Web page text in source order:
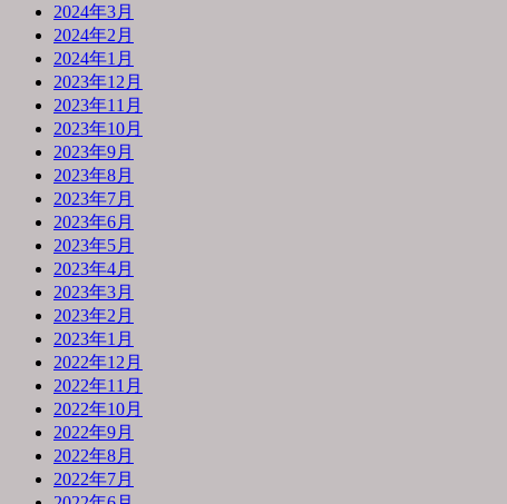
2024年3月
2024年2月
2024年1月
2023年12月
2023年11月
2023年10月
2023年9月
2023年8月
2023年7月
2023年6月
2023年5月
2023年4月
2023年3月
2023年2月
2023年1月
2022年12月
2022年11月
2022年10月
2022年9月
2022年8月
2022年7月